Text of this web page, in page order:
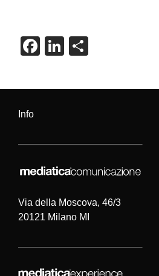
F
c
o
o
k
Li
k
n
n
di
Info
Via della Moscova, 46/3
20121 Milano MI